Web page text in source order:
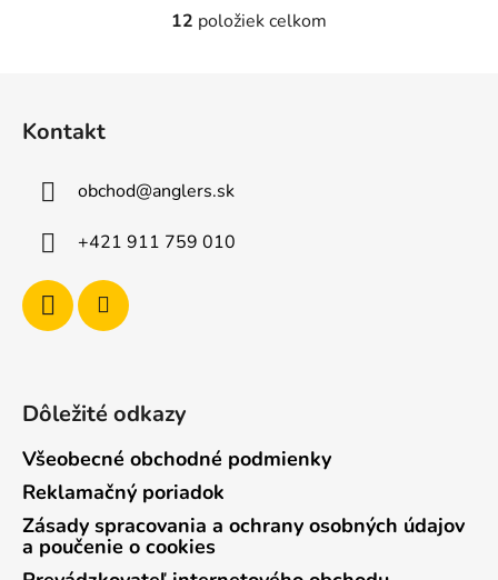
O
s
12 položiek celkom
Kontakt
obchod@anglers.sk
+421 911 759 010
Dôležité odkazy
Všeobecné obchodné podmienky
Reklamačný poriadok
Zásady spracovania a ochrany osobných údajov
a poučenie o cookies